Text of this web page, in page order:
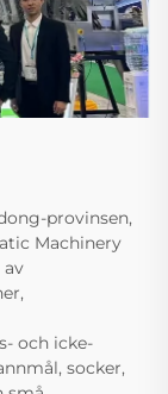
provinsen,
Machinery
av
och icke-
socker,